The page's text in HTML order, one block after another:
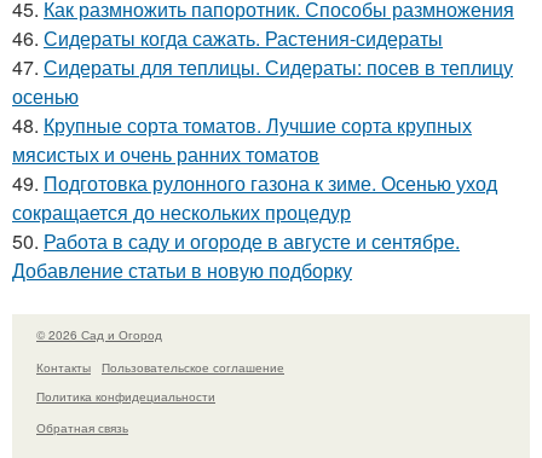
45. Как размножить папоротник. Способы размножения
46. Сидераты когда сажать. Растения-сидераты
47. Сидераты для теплицы. Сидераты: посев в теплицу
осенью
48. Крупные сорта томатов. Лучшие сорта крупных
мясистых и очень ранних томатов
49. Подготовка рулонного газона к зиме. Осенью уход
сокращается до нескольких процедур
50. Работа в саду и огороде в августе и сентябре.
Добавление статьи в новую подборку
© 2026 Сад и Огород
Контакты
Пользовательское соглашение
Политика конфидециальности
Обратная связь